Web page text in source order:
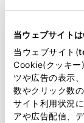
当ウェブサイト
当ウェブサイト(
Cookie(クッキー
ツや広告の表示
数やクリック数
サイト利用状況
アや広告配信、
岐阜県
静岡県
愛知県
三重県